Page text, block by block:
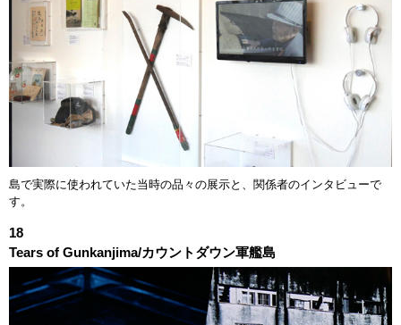
島で実際に使われていた当時の品々の展示と、関係者のインタビューで
す。
18
Tears of Gunkanjima/カウントダウン軍艦島